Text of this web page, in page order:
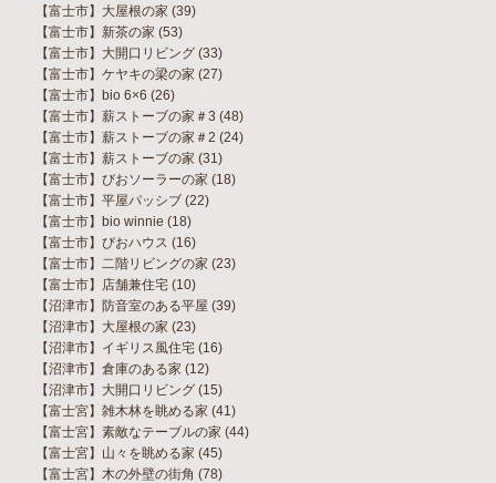
【富士市】大屋根の家 (39)
【富士市】新茶の家 (53)
【富士市】大開口リビング (33)
【富士市】ケヤキの梁の家 (27)
【富士市】bio 6×6 (26)
【富士市】薪ストーブの家＃3 (48)
【富士市】薪ストーブの家＃2 (24)
【富士市】薪ストーブの家 (31)
【富士市】びおソーラーの家 (18)
【富士市】平屋パッシブ (22)
【富士市】bio winnie (18)
【富士市】びおハウス (16)
【富士市】二階リビングの家 (23)
【富士市】店舗兼住宅 (10)
【沼津市】防音室のある平屋 (39)
【沼津市】大屋根の家 (23)
【沼津市】イギリス風住宅 (16)
【沼津市】倉庫のある家 (12)
【沼津市】大開口リビング (15)
【富士宮】雑木林を眺める家 (41)
【富士宮】素敵なテーブルの家 (44)
【富士宮】山々を眺める家 (45)
【富士宮】木の外壁の街角 (78)